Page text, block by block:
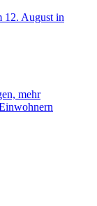
12. August in
mehr